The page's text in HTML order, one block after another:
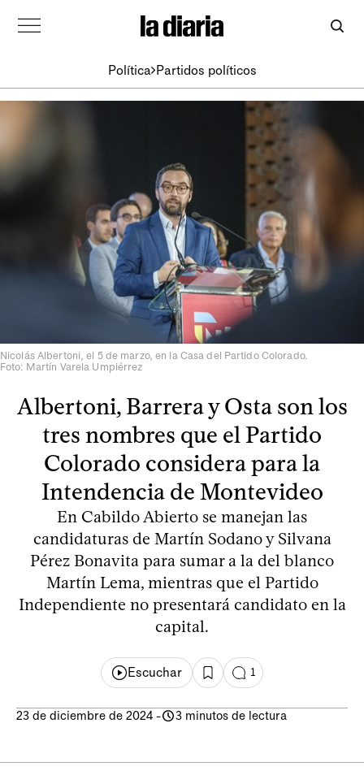
Política Partidos políticos
Nicolás Albertoni, el 5 de marzo, en la Casa del Partido Colorado.
Foto: Martín Varela Umpiérrez
Albertoni, Barrera y Osta son los
tres nombres que el Partido
Colorado considera para la
Intendencia de Montevideo
En Cabildo Abierto se manejan las
candidaturas de Martín Sodano y Silvana
Pérez Bonavita para sumar a la del blanco
Martín Lema, mientras que el Partido
Independiente no presentará candidato en la
capital.
Escuchar 1
23 de diciembre de 2024 - 3 minutos de lectura